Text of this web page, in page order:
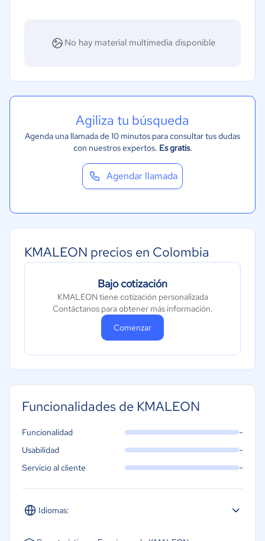
No hay material multimedia disponible
Agiliza tu búsqueda
Agenda una llamada de 10 minutos para consultar tus dudas
con nuestros expertos. Es gratis.
Agendar llamada
KMALEON precios en Colombia
Bajo cotización
KMALEON tiene cotización personalizada
Contáctanos para obtener más información.
Comenzar
Funcionalidades de KMALEON
Idiomas:
Español
Funcionalidad -
Usabilidad -
Servicio al cliente -